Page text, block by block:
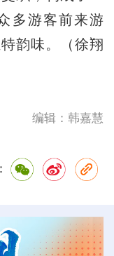
多游客前来游
韵味。（徐翔
编辑：韩嘉慧